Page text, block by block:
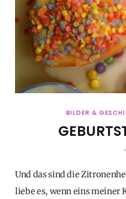
BILDER &
Und das sind die
liebe es, wenn eins meiner